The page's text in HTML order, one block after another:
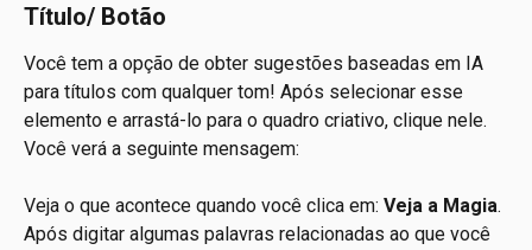
Título/ Botão
Você tem a opção de obter sugestões baseadas em IA
para títulos com qualquer tom! Após selecionar esse
elemento e arrastá-lo para o quadro criativo, clique nele.
Você verá a seguinte mensagem:
Veja o que acontece quando você clica em: Veja a Magia.
Após digitar algumas palavras relacionadas ao que você